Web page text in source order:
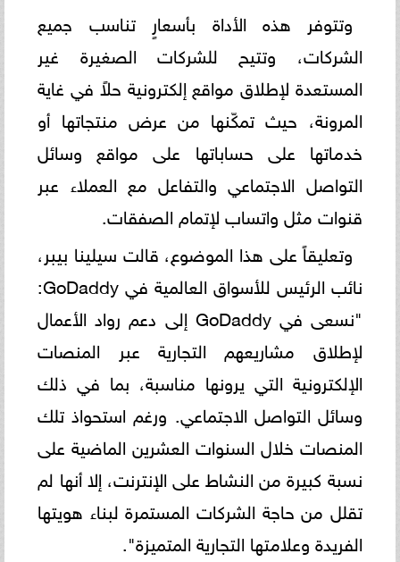
وتتوفر هذه الأداة بأسعارٍ تناسب جميع
الشركات، وتتيح للشركات الصغيرة غير
المستعدة لإطلاق مواقع إلكترونية حلاً في غاية
المرونة، حيث تمكّنها من عرض منتجاتها أو
خدماتها على حساباتها على مواقع وسائل
التواصل الاجتماعي والتفاعل مع العملاء عبر
قنوات مثل واتساب لإتمام الصفقات.
وتعليقاً على هذا الموضوع، قالت سيلينا بيبر،
نائب الرئيس للأسواق العالمية في GoDaddy:
"نسعى في GoDaddy إلى دعم رواد الأعمال
لإطلاق مشاريعهم التجارية عبر المنصات
الإلكترونية التي يرونها مناسبة، بما في ذلك
وسائل التواصل الاجتماعي. ورغم استحواذ تلك
المنصات خلال السنوات العشرين الماضية على
نسبة كبيرة من النشاط على الإنترنت، إلا أنها لم
تقلل من حاجة الشركات المستمرة لبناء هويتها
الفريدة وعلامتها التجارية المتميزة".